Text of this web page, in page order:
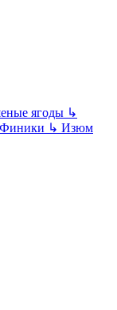
ягоды ↳
Финики ↳ Изюм